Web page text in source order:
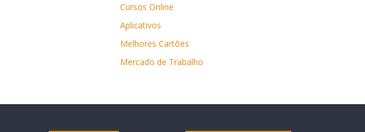
Cursos Online
Aplicativos
Melhores Cartões
Mercado de Trabalho